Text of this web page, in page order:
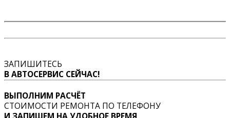
ЗАПИШИТЕСЬ
В АВТОСЕРВИС СЕЙЧАС!
ВЫПОЛНИМ РАСЧЁТ
СТОИМОСТИ РЕМОНТА ПО ТЕЛЕФОНУ